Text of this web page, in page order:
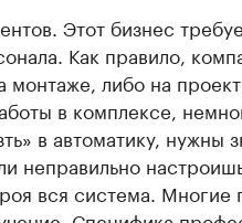
Этот бизнес
Как правило,
либо на
в комплексе,
в автоматику, нужны
неправильно
вся система. Многие